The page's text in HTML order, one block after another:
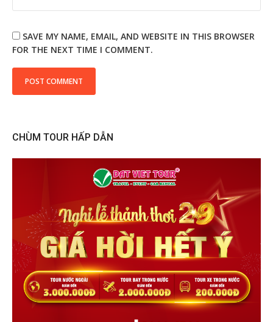
SAVE MY NAME, EMAIL, AND WEBSITE IN THIS BROWSER
FOR THE NEXT TIME I COMMENT.
CHÙM TOUR HẤP DẪN